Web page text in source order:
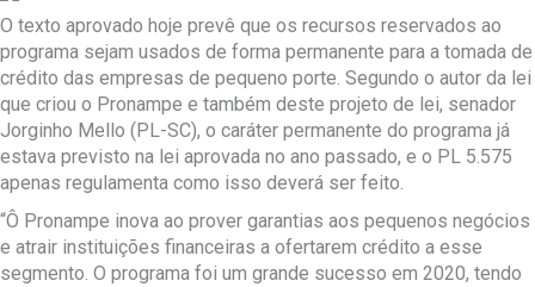
O texto aprovado hoje prevê que os recursos reservados ao
programa sejam usados de forma permanente para a tomada de
crédito das empresas de pequeno porte. Segundo o autor da lei
que criou o Pronampe e também deste projeto de lei, senador
Jorginho Mello (PL-SC), o caráter permanente do programa já
estava previsto na lei aprovada no ano passado, e o PL 5.575
apenas regulamenta como isso deverá ser feito.
“Ô Pronampe inova ao prover garantias aos pequenos negócios
e atrair instituições financeiras a ofertarem crédito a esse
segmento. O programa foi um grande sucesso em 2020, tendo